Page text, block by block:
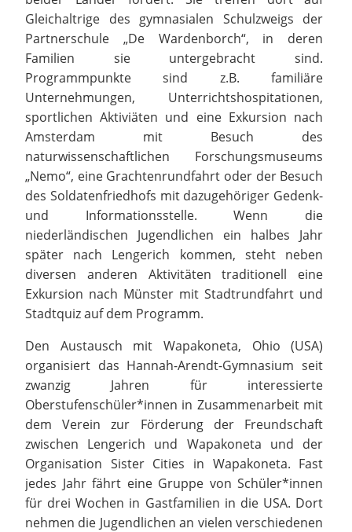
Gleichaltrige des gymnasialen Schulzweigs der
Partnerschule „De Wardenborch“, in deren
Familien sie untergebracht sind.
Programmpunkte sind z.B. familiäre
Unternehmungen, Unterrichtshospitationen,
sportlichen Aktiviäten und eine Exkursion nach
Amsterdam mit Besuch des
naturwissenschaftlichen Forschungsmuseums
„Nemo“, eine Grachtenrundfahrt oder der Besuch
des Soldatenfriedhofs mit dazugehöriger Gedenk-
und Informationsstelle. Wenn die
niederländischen Jugendlichen ein halbes Jahr
später nach Lengerich kommen, steht neben
diversen anderen Aktivitäten traditionell eine
Exkursion nach Münster mit Stadtrundfahrt und
Stadtquiz auf dem Programm.
Den Austausch mit Wapakoneta, Ohio (USA)
organisiert das Hannah-Arendt-Gymnasium seit
zwanzig Jahren für interessierte
Oberstufenschüler*innen in Zusammenarbeit mit
dem Verein zur Förderung der Freundschaft
zwischen Lengerich und Wapakoneta und der
Organisation Sister Cities in Wapakoneta. Fast
jedes Jahr fährt eine Gruppe von Schüler*innen
für drei Wochen in Gastfamilien in die USA. Dort
nehmen die Jugendlichen an vielen verschiedenen